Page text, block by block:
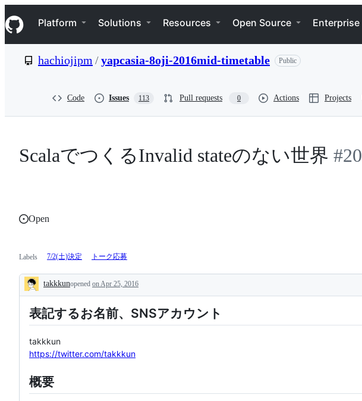
k
i
p
e
Navigation Menu
Platform Solutions Resources Open Source Enterprise
hachiojipm /yapcasia-8oji-2016mid-timetable Public
Code Issues 113 Pull requests 0 Actions Projects
ScalaでつくるInvalid stateのない世界 #20
Open
Labels 7/2(土)決定 トーク応募
Description
takkkunopened on Apr 25, 2016
表記するお名前、SNSアカウント
takkkun
https://twitter.com/takkkun
概要